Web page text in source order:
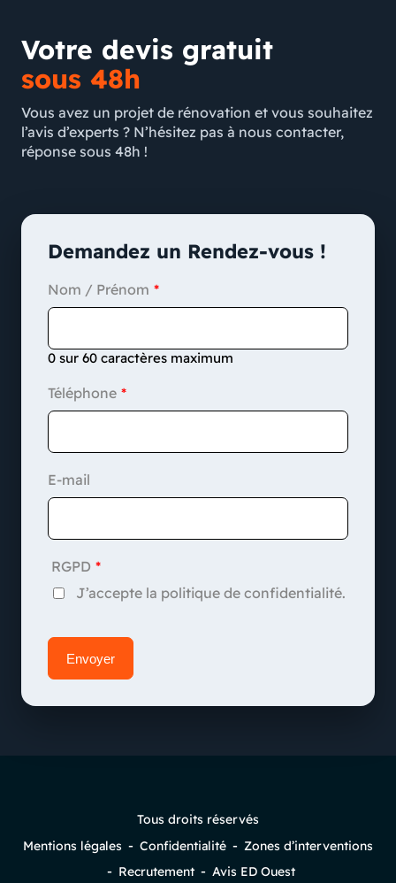
Votre devis gratuit
sous 48h
Vous avez un projet de rénovation et vous souhaitez
l’avis d’experts ? N’hésitez pas à nous contacter,
réponse sous 48h !
Demandez un Rendez-vous !
Nom / Prénom
0 sur 60 caractères maximum
Téléphone
E-mail
RGPD
J’accepte la politique de confidentialité.
Tous droits réservés
Mentions légales
Confidentialité
Zones d’interventions
Recrutement
Avis ED Ouest